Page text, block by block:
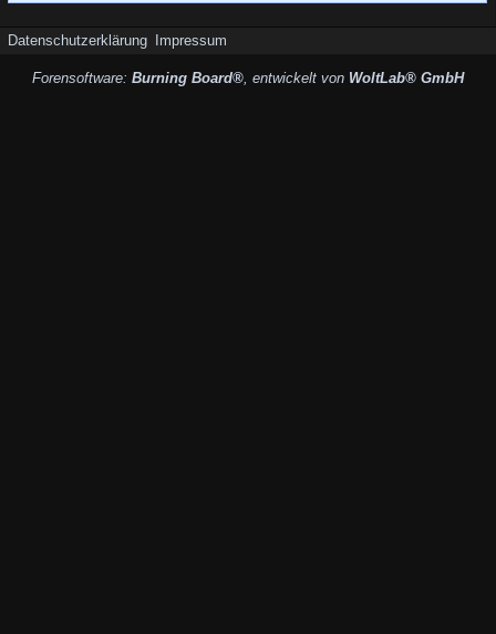
Datenschutzerklärung Impressum
Forensoftware: Burning Board®, entwickelt von WoltLab® GmbH